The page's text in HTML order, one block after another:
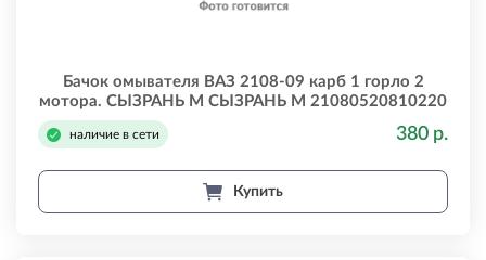
Бачок омывателя ВАЗ 2108-09 карб 1 горло 2
мотора. СЫЗРАНЬ М СЫЗРАНЬ М 21080520810220
наличие в сети 380 р.
Купить